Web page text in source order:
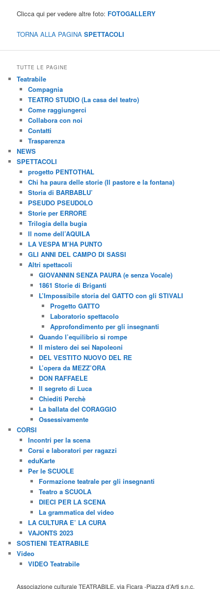
Clicca qui per vedere altre foto: FOTOGALLERY
TORNA ALLA PAGINASPETTACOLI
TUTTE LE PAGINE
Teatrabile
Compagnia
TEATRO STUDIO (La casa del teatro)
Come raggiungerci
Collabora con noi
Contatti
Trasparenza
NEWS
SPETTACOLI
progetto PENTOTHAL
Chi ha paura delle storie (Il pastore e la fontana)
Storia di BARBABLU’
PSEUDO PSEUDOLO
Storie per ERRORE
Trilogia della bugia
Il nome dell’AQUILA
LA VESPA M’HA PUNTO
GLI ANNI DEL CAMPO DI SASSI
Altri spettacoli
GIOVANNIN SENZA PAURA (e senza Vocale)
1861 Storie di Briganti
L’Impossibile storia del GATTO con gli STIVALI
Progetto GATTO
Laboratorio spettacolo
Approfondimento per gli insegnanti
Quando l’equilibrio si rompe
Il mistero dei sei Napoleoni
DEL VESTITO NUOVO DEL RE
L’opera da MEZZ’ORA
DON RAFFAELE
Il segreto di Luca
Chiediti Perchè
La ballata del CORAGGIO
Ossessivamente
CORSI
Incontri per la scena
Corsi e laboratori per ragazzi
eduKarte
Per le SCUOLE
Formazione teatrale per gli insegnanti
Teatro a SCUOLA
DIECI PER LA SCENA
La grammatica del video
LA CULTURA E’ LA CURA
VAJONTS 2023
SOSTIENI TEATRABILE
Video
VIDEO Teatrabile
Associazione culturale TEATRABILE, via Ficara -Piazza d’Arti s.n.c.